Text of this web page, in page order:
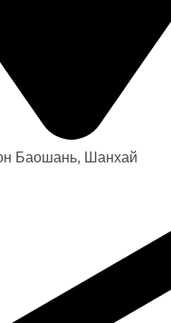
Баошань, Шанхай